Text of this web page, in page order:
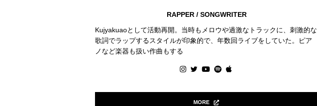
RAPPER / SONGWRITER
Kujyakuaoとして活動再開。当時もメロウや過激なトラックに、刺激的な
歌詞でラップするスタイルが印象的で、年数回ライブをしていた。ピア
ノなど楽器も扱い作曲もする
MORE